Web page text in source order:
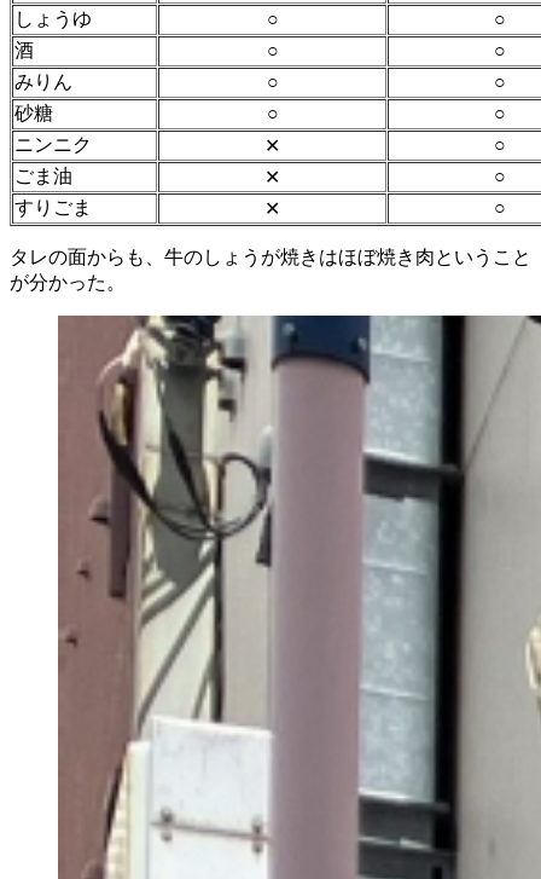
しょうゆ
○
○
酒
○
○
みりん
○
○
砂糖
○
○
ニンニク
✕
○
ごま油
✕
○
すりごま
✕ ○
タレの面からも、牛のしょうが焼きはほぼ焼き肉ということ
が分かった。